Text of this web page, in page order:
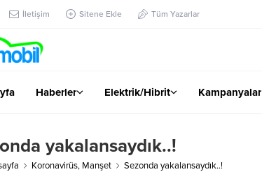
İletişim Sitene Ekle Tüm Yazarlar
Haberler Elektrik/Hibrit Kampanyalar
yakalansaydık..!
Koronavirüs, Manşet Sezonda yakalansaydık..!